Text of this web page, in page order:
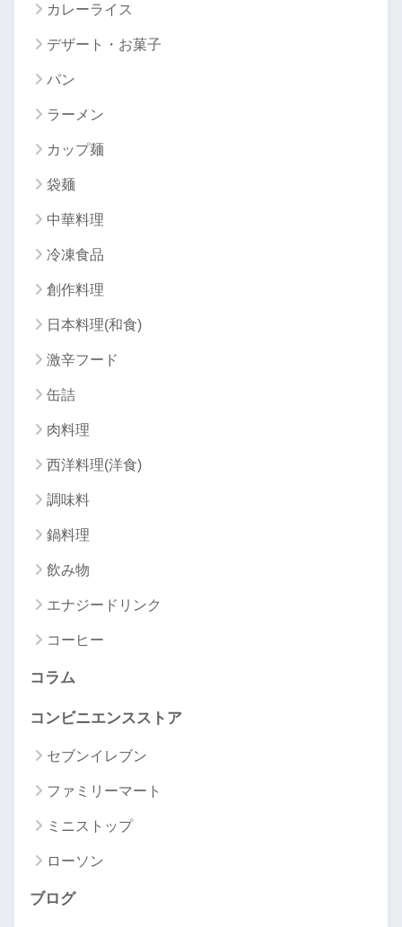
カレーライス
デザート・お菓子
パン
ラーメン
カップ麺
袋麺
中華料理
冷凍食品
創作料理
日本料理(和食)
激辛フード
缶詰
肉料理
西洋料理(洋食)
調味料
鍋料理
飲み物
エナジードリンク
コーヒー
コラム
コンビニエンスストア
セブンイレブン
ファミリーマート
ミニストップ
ローソン
ブログ